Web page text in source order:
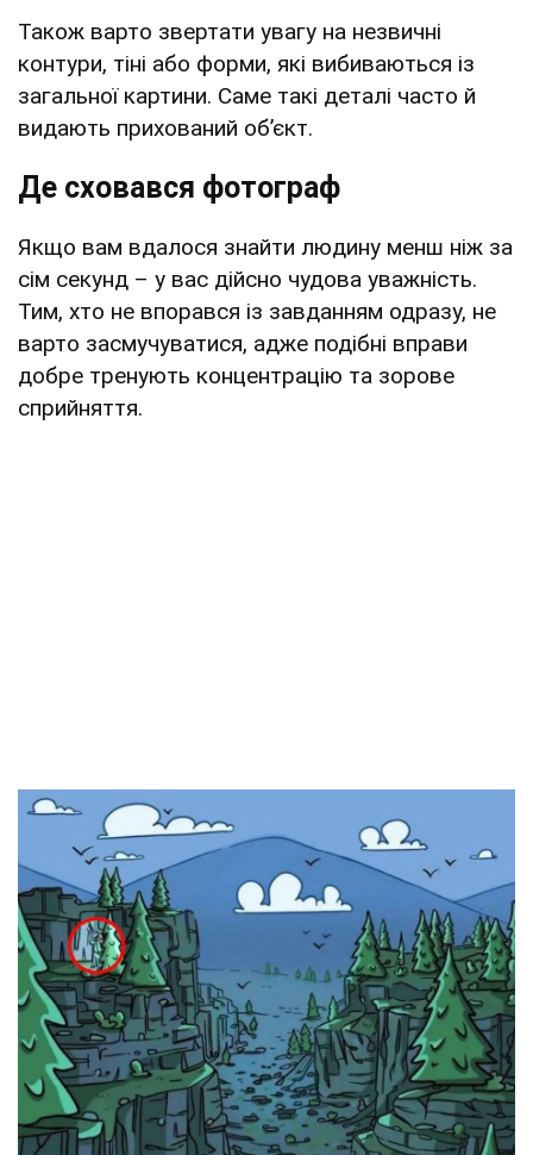
Також варто звертати увагу на незвичні
контури, тіні або форми, які вибиваються із
загальної картини. Саме такі деталі часто й
видають прихований об’єкт.
Де сховався фотограф
Якщо вам вдалося знайти людину менш ніж за
сім секунд – у вас дійсно чудова уважність.
Тим, хто не впорався із завданням одразу, не
варто засмучуватися, адже подібні вправи
добре тренують концентрацію та зорове
сприйняття.